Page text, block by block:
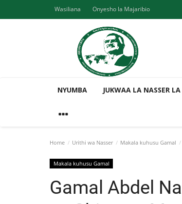
Wasiliana Onyesho la Majaribio
NYUMBA JUKWAA LA NASSER
Home Urithi wa Nasser Makala kuhusu Gamal
Makala kuhusu Gamal
Gamal Abdel